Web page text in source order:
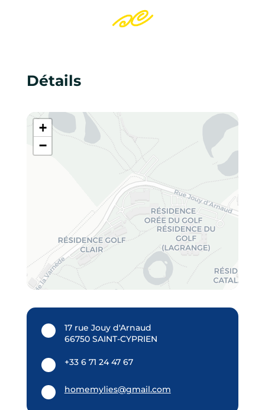
Détails
+
−
17 rue Jouy d'Arnaud
66750 SAINT-CYPRIEN
+33 6 71 24 47 67
homemylies@gmail.com